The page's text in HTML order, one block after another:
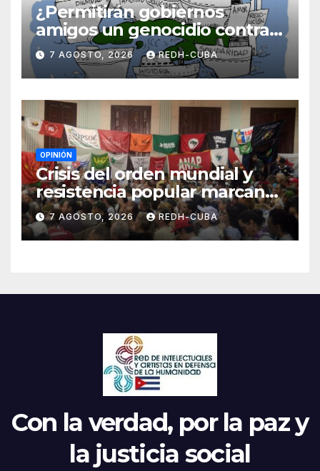
¿Permitirán gobiernos
amigos un genocidio contra
Cuba? Por Hedelberto López
Blanch
7 AGOSTO, 2026 REDH-CUBA
OPINIÓN
Crisis del orden mundial y
resistencia popular marcan
el inicio de la IV Asamblea
Continental de ALBA
Movimientos en Cuba
7 AGOSTO, 2026 REDH-CUBA
Con la verdad, por la paz y
la justicia social